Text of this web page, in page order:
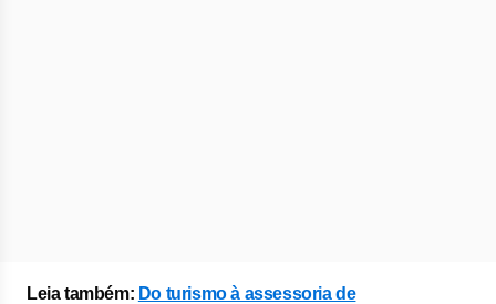
Leia também: Do turismo à assessoria de